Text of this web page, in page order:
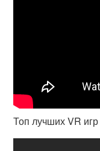
Топ лучших VR